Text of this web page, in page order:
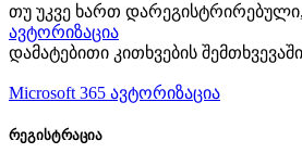
თუ უკვე ხართ
ავტორიზაცია
დამატებითი კითხვების
Microsoft 365 ავტორიზაცია
რეგისტრაცია